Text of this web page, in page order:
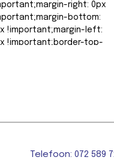
right: 0px
bottom:
!important;margin-left:
!important;border-top-
Telefoon: 072 589